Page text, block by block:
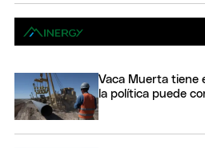
Vaca Muerta tiene
la política puede